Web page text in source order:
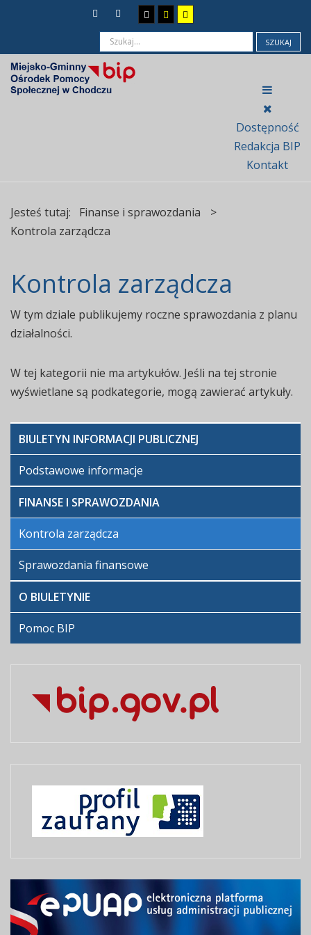
SZUKAJ
Dostępność
Redakcja BIP
Kontakt
Jesteś tutaj: Finanse i sprawozdania
>
Kontrola zarządcza
Kontrola zarządcza
W tym dziale publikujemy roczne sprawozdania z planu
działalności.
W tej kategorii nie ma artykułów. Jeśli na tej stronie
wyświetlane są podkategorie, mogą zawierać artykuły.
BIULETYN INFORMACJI PUBLICZNEJ
Podstawowe informacje
FINANSE I SPRAWOZDANIA
Kontrola zarządcza
Sprawozdania finansowe
O BIULETYNIE
Pomoc BIP